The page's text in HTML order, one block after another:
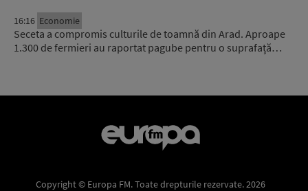
16:16 Economie
Seceta a compromis culturile de toamnă din Arad. Aproape
1.300 de fermieri au raportat pagube pentru o suprafață…
Copyright © Europa FM. Toate drepturile rezervate. 2026